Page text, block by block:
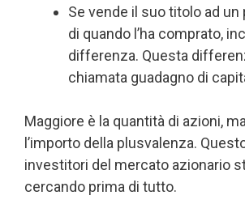
Se vende il suo titolo ad
di quando l’ha comprato,
differenza. Questa
chiamata guadagno di
Maggiore è la quantità di azioni,
l’importo della plusvalenza.
investitori del mercato azionario
cercando prima di tutto.